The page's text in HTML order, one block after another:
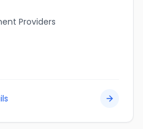
Providers